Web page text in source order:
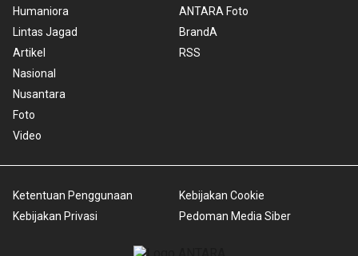
Humaniora
Lintas Jagad
Artikel
Nasional
Nusantara
Foto
Video
ANTARA Foto
BrandA
RSS
Ketentuan Penggunaan
Kebijakan Privasi
Kebijakan Cookie
Pedoman Media Siber